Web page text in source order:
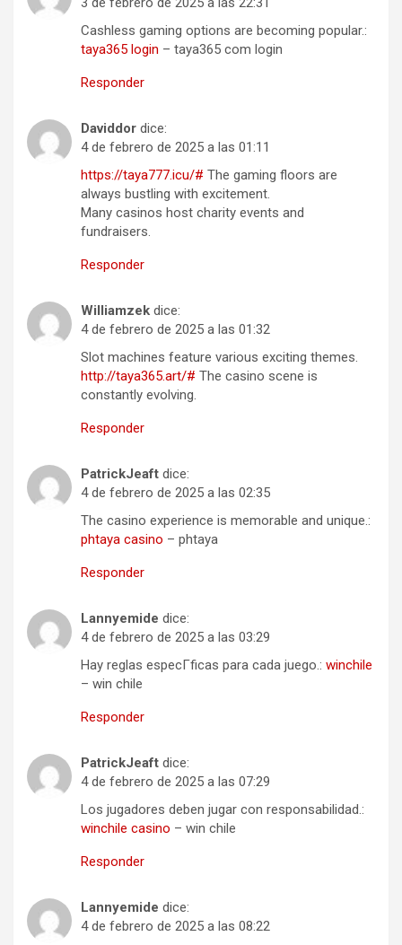
Cashless gaming options are becoming popular.:
taya365 login – taya365 com login
Responder
Daviddor dice:
4 de febrero de 2025 a las 01:11
https://taya777.icu/# The gaming floors are
always bustling with excitement.
Many casinos host charity events and
fundraisers.
Responder
Williamzek dice:
4 de febrero de 2025 a las 01:32
Slot machines feature various exciting themes.
http://taya365.art/# The casino scene is
constantly evolving.
Responder
PatrickJeaft dice:
4 de febrero de 2025 a las 02:35
The casino experience is memorable and unique.:
phtaya casino – phtaya
Responder
Lannyemide dice:
4 de febrero de 2025 a las 03:29
Hay reglas especГ­ficas para cada juego.: winchile
– win chile
Responder
PatrickJeaft dice:
4 de febrero de 2025 a las 07:29
Los jugadores deben jugar con responsabilidad.:
winchile casino – win chile
Responder
Lannyemide dice:
4 de febrero de 2025 a las 08:22